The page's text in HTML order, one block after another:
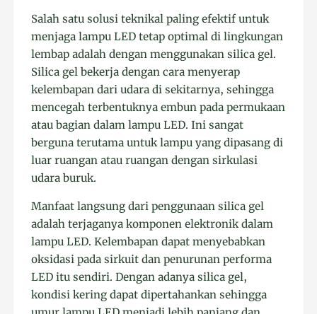
Salah satu solusi teknikal paling efektif untuk
menjaga lampu LED tetap optimal di lingkungan
lembap adalah dengan menggunakan silica gel.
Silica gel bekerja dengan cara menyerap
kelembapan dari udara di sekitarnya, sehingga
mencegah terbentuknya embun pada permukaan
atau bagian dalam lampu LED. Ini sangat
berguna terutama untuk lampu yang dipasang di
luar ruangan atau ruangan dengan sirkulasi
udara buruk.
Manfaat langsung dari penggunaan silica gel
adalah terjaganya komponen elektronik dalam
lampu LED. Kelembapan dapat menyebabkan
oksidasi pada sirkuit dan penurunan performa
LED itu sendiri. Dengan adanya silica gel,
kondisi kering dapat dipertahankan sehingga